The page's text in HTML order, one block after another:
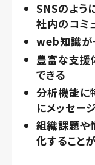
SNSのよう
社内のコミ
web知識が
豊富な支援
できる
分析機能に
にメッセー
組織課題や
化すること